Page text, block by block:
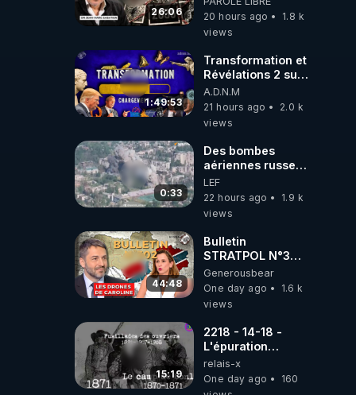
26:06
que le début -
L'ARNm &
où auront-t-il ?
20 hours ago
1.8 k
views
1:49:53
Transformation et
Révélations 2 sur
2 - live du
07/08/26
A.D.N.M
21 hours ago
2.0 k
views
0:33
Des bombes
aériennes russes
anéantissent les
centres de
contrôle de
brigades
ukrainienne
LEF
22 hours ago
1.9 k
views
44:48
Bulletin
STRATPOL N°302.
Armée des
drones, MS-21 en
série, missiles
07.08.2026.
Generousbear
One day ago
1.6 k
views
15:19
2218 - 14-18 -
L'épuration
républicaine
organisée par les
frères de la
relais-x
One day ago
160